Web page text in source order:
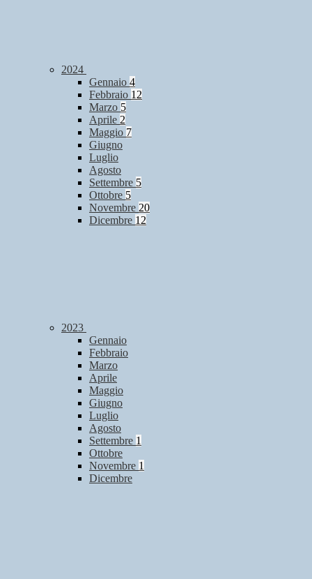
2024
Gennaio 4
Febbraio 12
Marzo 5
Aprile 2
Maggio 7
Giugno
Luglio
Agosto
Settembre 5
Ottobre 5
Novembre 20
Dicembre 12
2023
Gennaio
Febbraio
Marzo
Aprile
Maggio
Giugno
Luglio
Agosto
Settembre 1
Ottobre
Novembre 1
Dicembre